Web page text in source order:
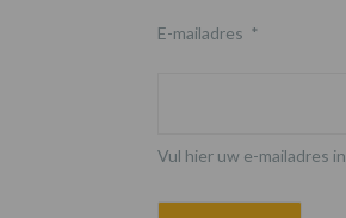
E-mailadres *
Vul hier uw e-mailadres in